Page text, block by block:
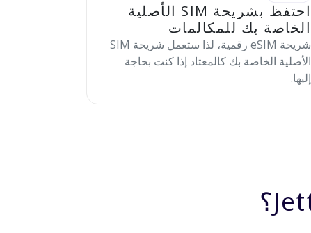
احتفظ بشريحة SIM الأصلية
الخاصة بك للمكالمات
شريحة eSIM رقمية، لذا ستعمل شريحة SIM
الأصلية الخاصة بك كالمعتاد إذا كنت بحاجة
إليها.